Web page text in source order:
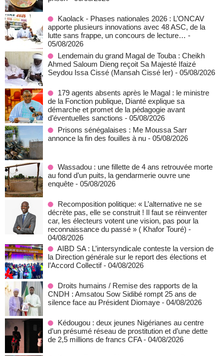
Kaolack - Phases nationales 2026 : L’ONCAV
apporte plusieurs innovations avec 48 ASC, de la
lutte sans frappe, un concours de lecture… -
05/08/2026
Lendemain du grand Magal de Touba : Cheikh
Ahmed Saloum Dieng reçoit Sa Majesté Ifaizé
Seydou Issa Cissé (Mansah Cissé Ier) - 05/08/2026
179 agents absents après le Magal : le ministre
de la Fonction publique, Dianté explique sa
démarche et promet de la pédagogie avant
d’éventuelles sanctions - 05/08/2026
Prisons sénégalaises : Me Moussa Sarr
annonce la fin des fouilles à nu - 05/08/2026
Wassadou : une fillette de 4 ans retrouvée morte
au fond d’un puits, la gendarmerie ouvre une
enquête - 05/08/2026
Recomposition politique: « L’alternative ne se
décrète pas, elle se construit ! Il faut se réinventer
car, les électeurs votent une vision, pas pour la
reconnaissance du passé » ( Khafor Touré) -
04/08/2026
AIBD SA : L’intersyndicale conteste la version de
la Direction générale sur le report des élections et
l’Accord Collectif - 04/08/2026
Droits humains / Remise des rapports de la
CNDH : Amsatou Sow Sidibé rompt 25 ans de
silence face au Président Diomaye - 04/08/2026
Kédougou : deux jeunes Nigérianes au centre
d’un présumé réseau de prostitution et d’une dette
de 2,5 millions de francs CFA - 04/08/2026